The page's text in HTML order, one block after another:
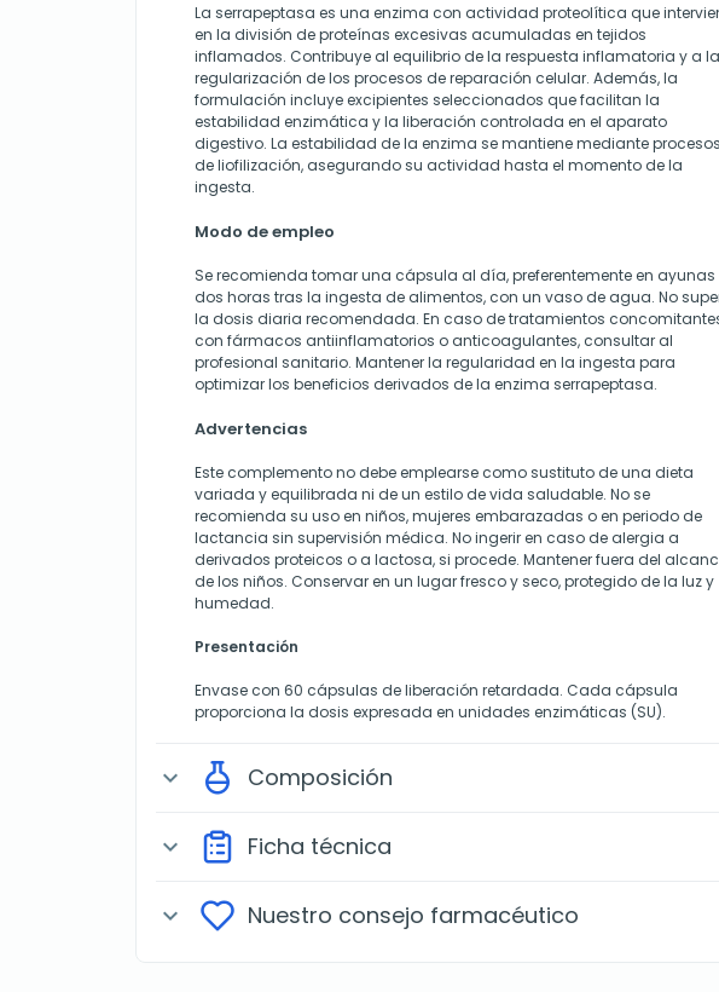
La serrapeptasa es una enzima con actividad proteolítica que
en la división de proteínas excesivas acumuladas en tejidos
inflamados. Contribuye al equilibrio de la respuesta inflamatoria y a la
regularización de los procesos de reparación celular. Además, la
formulación incluye excipientes seleccionados que facilitan la
estabilidad enzimática y la liberación controlada en el aparato
digestivo. La estabilidad de la enzima se mantiene mediante procesos
de liofilización, asegurando su actividad hasta el momento de la
ingesta.
Modo de empleo
Se recomienda tomar una cápsula al día, preferentemente en ayunas
dos horas tras la ingesta de alimentos, con un vaso de agua. No
la dosis diaria recomendada. En caso de tratamientos
con fármacos antiinflamatorios o anticoagulantes, consultar al
profesional sanitario. Mantener la regularidad en la ingesta para
optimizar los beneficios derivados de la enzima serrapeptasa.
Advertencias
Este complemento no debe emplearse como sustituto de una dieta
variada y equilibrada ni de un estilo de vida saludable. No se
recomienda su uso en niños, mujeres embarazadas o en periodo de
lactancia sin supervisión médica. No ingerir en caso de alergia a
derivados proteicos o a lactosa, si procede. Mantener fuera del
de los niños. Conservar en un lugar fresco y seco, protegido de la luz y
humedad.
Presentación
Envase con 60 cápsulas de liberación retardada. Cada cápsula
proporciona la dosis expresada en unidades enzimáticas (SU).
expand_more Composición
expand_more Ficha técnica
expand_more Nuestro consejo farmacéutico